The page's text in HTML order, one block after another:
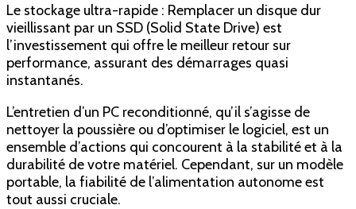
Le stockage ultra-rapide : Remplacer un disque dur
vieillissant par un SSD (Solid State Drive) est
l’investissement qui offre le meilleur retour sur
performance, assurant des démarrages quasi
instantanés.
L’entretien d’un PC reconditionné, qu’il s’agisse de
nettoyer la poussière ou d’optimiser le logiciel, est un
ensemble d’actions qui concourent à la stabilité et à la
durabilité de votre matériel. Cependant, sur un modèle
portable, la fiabilité de l’alimentation autonome est
tout aussi cruciale.